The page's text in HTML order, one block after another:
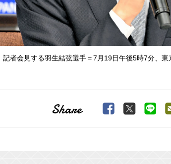
記者会見する羽生結弦選手＝7月19日午後5時7分、